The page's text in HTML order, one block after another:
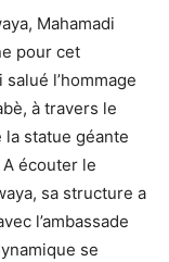
Mahamadi
pour cet
l’hommage
à travers le
la statue géante
écouter le
sa structure a
l’ambassade
se